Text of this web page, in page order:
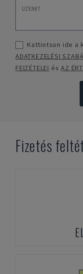
Kattintson ide a
ADATKEZELÉSI
FELTÉTELEI ésAZ
Fizetés